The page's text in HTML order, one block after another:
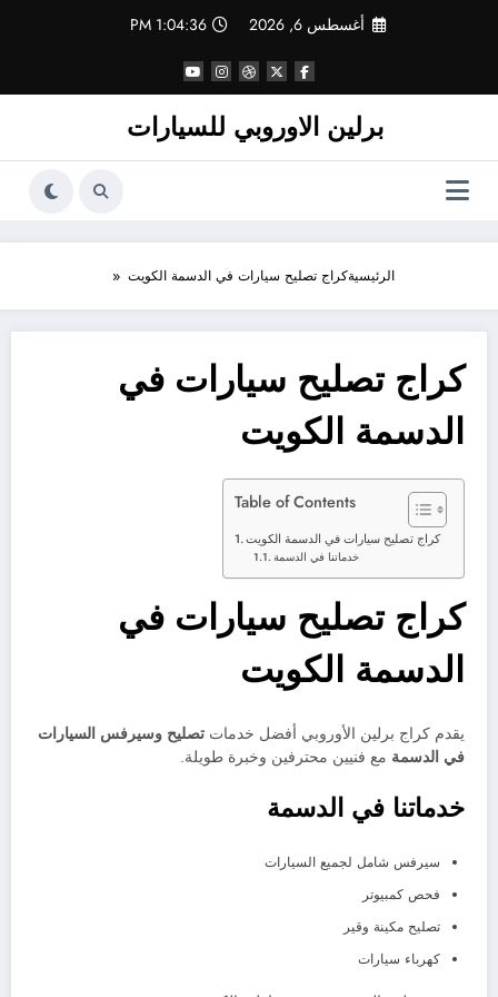
أغسطس 6, 2026 1:04:36 PM
برلين الاوروبي للسيارات
الرئيسيةكراج تصليح سيارات في الدسمة الكويت
كراج تصليح سيارات في
الدسمة الكويت
Table of Contents
كراج تصليح سيارات في الدسمة الكويت
خدماتنا في الدسمة
كراج تصليح سيارات في
الدسمة الكويت
يقدم كراج برلين الأوروبي أفضل خدمات تصليح وسيرفس السيارات
في الدسمة مع فنيين محترفين وخبرة طويلة.
خدماتنا في الدسمة
سيرفس شامل لجميع السيارات
فحص كمبيوتر
تصليح مكينة وقير
كهرباء سيارات